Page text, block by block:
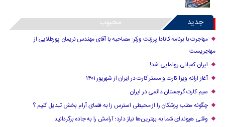
جدید محبوب
مهاجرت با برنامه کانادا پرزنت ورکر: مصاحبه با آقای مهندس نریمان پورطلایی از
مهاجریست
ایران کمپانی رونمایی شد!
آغاز ارائه ویزا کارت و مستر کارت در ایران از شهریور ۱۴۰۱
سیم کارت گرجستان دائمی در ایران
چگونه مطب پزشکان را از محیطی استرس زا به فضای آرام بخش تبدیل کنیم ؟
وقتی هیوندای شما به بهترین‌ها نیاز دارد؛ آرامش را به جاده برگردانید